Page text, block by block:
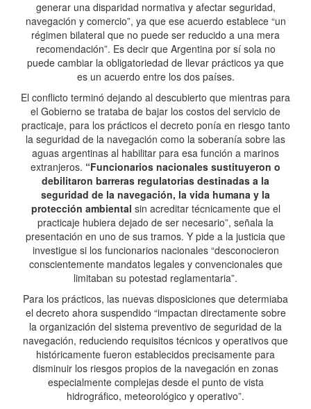
generar una disparidad normativa y afectar seguridad,
navegación y comercio”, ya que ese acuerdo establece “un
régimen bilateral que no puede ser reducido a una mera
recomendación”. Es decir que Argentina por sí sola no
puede cambiar la obligatoriedad de llevar prácticos ya que
es un acuerdo entre los dos países.
El conflicto terminó dejando al descubierto que mientras para
el Gobierno se trataba de bajar los costos del servicio de
practicaje, para los prácticos el decreto ponía en riesgo tanto
la seguridad de la navegación como la soberanía sobre las
aguas argentinas al habilitar para esa función a marinos
extranjeros. “Funcionarios nacionales sustituyeron o
debilitaron barreras regulatorias destinadas a la
seguridad de la navegación, la vida humana y la
protección ambiental sin acreditar técnicamente que el
practicaje hubiera dejado de ser necesario”, señala la
presentación en uno de sus tramos. Y pide a la justicia que
investigue si los funcionarios nacionales “desconocieron
conscientemente mandatos legales y convencionales que
limitaban su potestad reglamentaria”.
Para los prácticos, las nuevas disposiciones que determiaba
el decreto ahora suspendido “impactan directamente sobre
la organización del sistema preventivo de seguridad de la
navegación, reduciendo requisitos técnicos y operativos que
históricamente fueron establecidos precisamente para
disminuir los riesgos propios de la navegación en zonas
especialmente complejas desde el punto de vista
hidrográfico, meteorológico y operativo”.